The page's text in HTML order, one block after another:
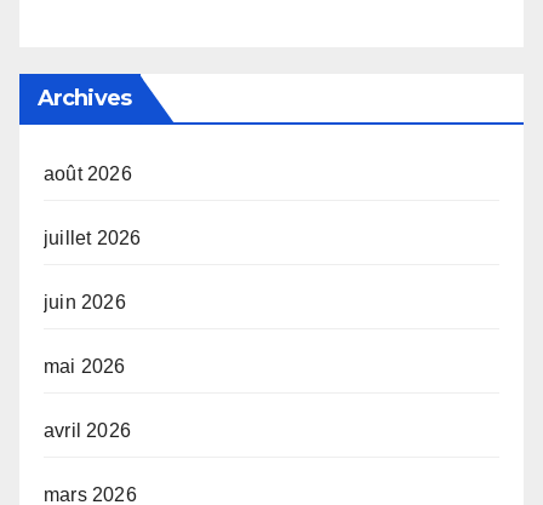
Archives
août 2026
juillet 2026
juin 2026
mai 2026
avril 2026
mars 2026